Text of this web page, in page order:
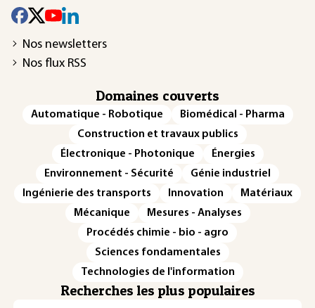
Nos newsletters
Nos flux RSS
Domaines couverts
Automatique - Robotique
Biomédical - Pharma
Construction et travaux publics
Électronique - Photonique
Énergies
Environnement - Sécurité
Génie industriel
Ingénierie des transports
Innovation
Matériaux
Mécanique
Mesures - Analyses
Procédés chimie - bio - agro
Sciences fondamentales
Technologies de l'information
Recherches les plus populaires